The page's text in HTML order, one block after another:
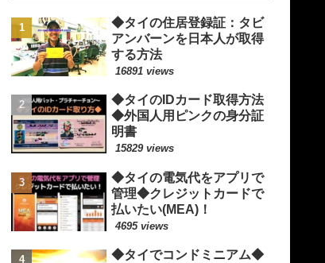
◆タイの住居登録証：タビ
アンバーンを日本人が取得
する方法
16891 views
◆タイのIDカード取得方法
◆外国人用ピンクの身分証
明書
15829 views
◆タイの電気代をアプリで
管理◆クレジットカードで
払いたい(MEA)！
4695 views
◆タイでコンドミニアム◆